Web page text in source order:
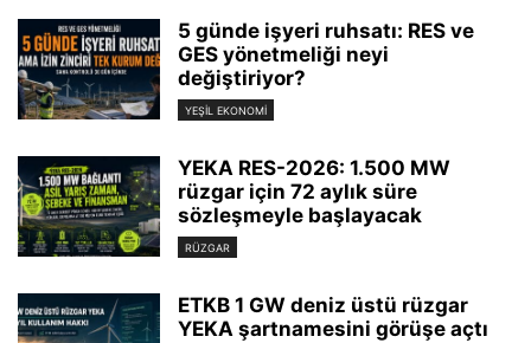
5 günde işyeri ruhsatı: RES ve
GES yönetmeliği neyi
değiştiriyor?
YEŞIL EKONOMI
YEKA RES-2026: 1.500 MW
rüzgar için 72 aylık süre
sözleşmeyle başlayacak
RÜZGAR
ETKB 1 GW deniz üstü rüzgar
YEKA şartnamesini görüşe açtı